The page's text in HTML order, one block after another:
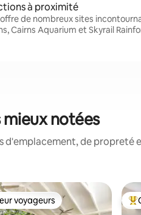
à proximité
de nombreux sites
Cairns Aquarium et Skyrail
mieux notées
d'emplacement, de propreté
voyageurs les plus appréciés
voyageurs